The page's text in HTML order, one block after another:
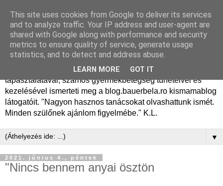
Dr. Bauer Béla Ph.D.
gyermekgyógyász
Dr. Bauer Béla Ph.D. gyermekgyógyász főorvos, 50 éves
tapasztalatával, számos gyermekbetegség tüneteivel és
kezelésével ismerteti meg a blog.bauerbela.ro kismamablog
látogatóit. "Nagyon hasznos tanácsokat olvashattunk ismét.
Minden szülőnek ajánlom figyelmébe." K.L.
▼
2021. június 4., péntek
"Nincs bennem anyai ösztön
This site uses cookies from Google to deliver its services
and to analyze traffic. Your IP address and user-agent are
shared with Google along with performance and security
metrics to ensure quality of service, generate usage
statistics, and to detect and address abuse.
LEARN MORE GOT IT